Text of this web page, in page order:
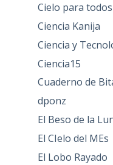
Cielo para todos
Ciencia Kanija
Ciencia y
Ciencia15
Cuaderno de
dponz
El Beso de la
El CIelo del MEs
El Lobo Rayado